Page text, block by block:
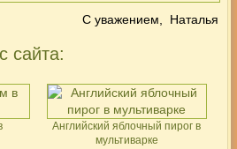
С уважением, Наталья
сайта:
Английский яблочный пирог в
мультиварке